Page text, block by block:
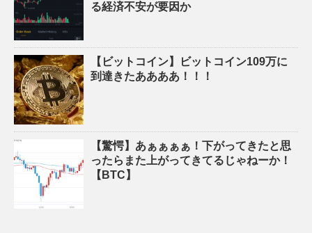
る経済不安が要因か
【ビットコイン】ビットコイン109万に
到達きたああああ！！！
【驚愕】あぁぁぁぁ！下がってきたと思
ったらまた上がってきてるじゃねーか！
【BTC】